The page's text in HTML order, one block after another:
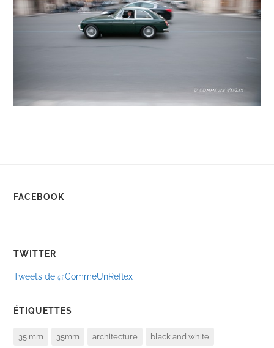
FACEBOOK
TWITTER
Tweets de @CommeUnReflex
ÉTIQUETTES
35 mm 35mm architecture black and white